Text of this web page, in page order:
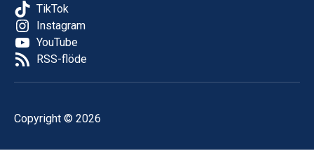
TikTok
Instagram
YouTube
RSS-flöde
Copyright © 2026